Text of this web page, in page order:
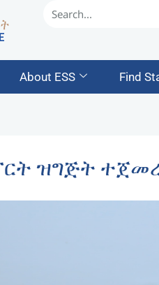
About ESS Find
ዝግጅት